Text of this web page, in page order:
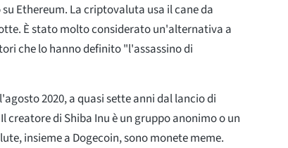
Ethereum. La criptovaluta usa il cane da
È stato molto considerato un'alternativa a
che lo hanno definito "l'assassino di
2020, a quasi sette anni dal lancio di
creatore di Shiba Inu è un gruppo anonimo o un
insieme a Dogecoin, sono monete meme.